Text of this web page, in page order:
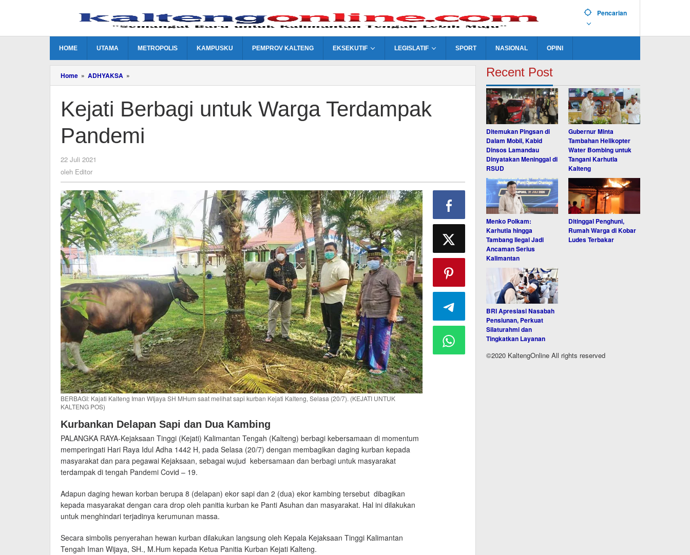
Pencarian
HOME UTAMA METROPOLIS KAMPUSKU PEMPROV KALTENG EKSEKUTIF LEGISLATIF SPORT NASIONAL OPINI
Home » ADHYAKSA »
Berbagi
Warga
Terdampak
Kejati Berbagi untuk Warga Terdampak
Pandemi
22 Juli 2021
oleh Editor
BERBAGI: Kajati Kalteng Iman WIjaya SH MHum saat melihat sapi kurban Kejati Kalteng, Selasa (20/7). (KEJATI UNTUK
KALTENG POS)
Kurbankan Delapan Sapi dan Dua Kambing
PALANGKA RAYA-Kejaksaan Tinggi (Kejati) Kalimantan Tengah (Kalteng) berbagi kebersamaan di momentum
memperingati Hari Raya Idul Adha 1442 H, pada Selasa (20/7) dengan membagikan daging kurban kepada
masyarakat dan para pegawai Kejaksaan, sebagai wujud kebersamaan dan berbagi untuk masyarakat
terdampak di tengah Pandemi Covid – 19.
Adapun daging hewan korban berupa 8 (delapan) ekor sapi dan 2 (dua) ekor kambing tersebut dibagikan
kepada masyarakat dengan cara drop oleh panitia kurban ke Panti Asuhan dan masyarakat. Hal ini dilakukan
untuk menghindari terjadinya kerumunan massa.
Secara simbolis penyerahan hewan kurban dilakukan langsung oleh Kepala Kejaksaan Tinggi Kalimantan
Tengah Iman Wijaya, SH., M.Hum kepada Ketua Panitia Kurban Kejati Kalteng.
Recent Post
Ditemukan Pingsan di
Dalam Mobil, Kabid
Dinsos Lamandau
Dinyatakan Meninggal di
RSUD
Gubernur Minta
Tambahan Helikopter
Water Bombing untuk
Tangani Karhutla
Kalteng
Menko Polkam:
Karhutla hingga
Tambang Ilegal Jadi
Ancaman Serius
Kalimantan
Ditinggal Penghuni,
Rumah Warga di Kobar
Ludes Terbakar
BRI Apresiasi Nasabah
Pensiunan, Perkuat
Silaturahmi dan
Tingkatkan Layanan
©2020 KaltengOnline All rights reserved